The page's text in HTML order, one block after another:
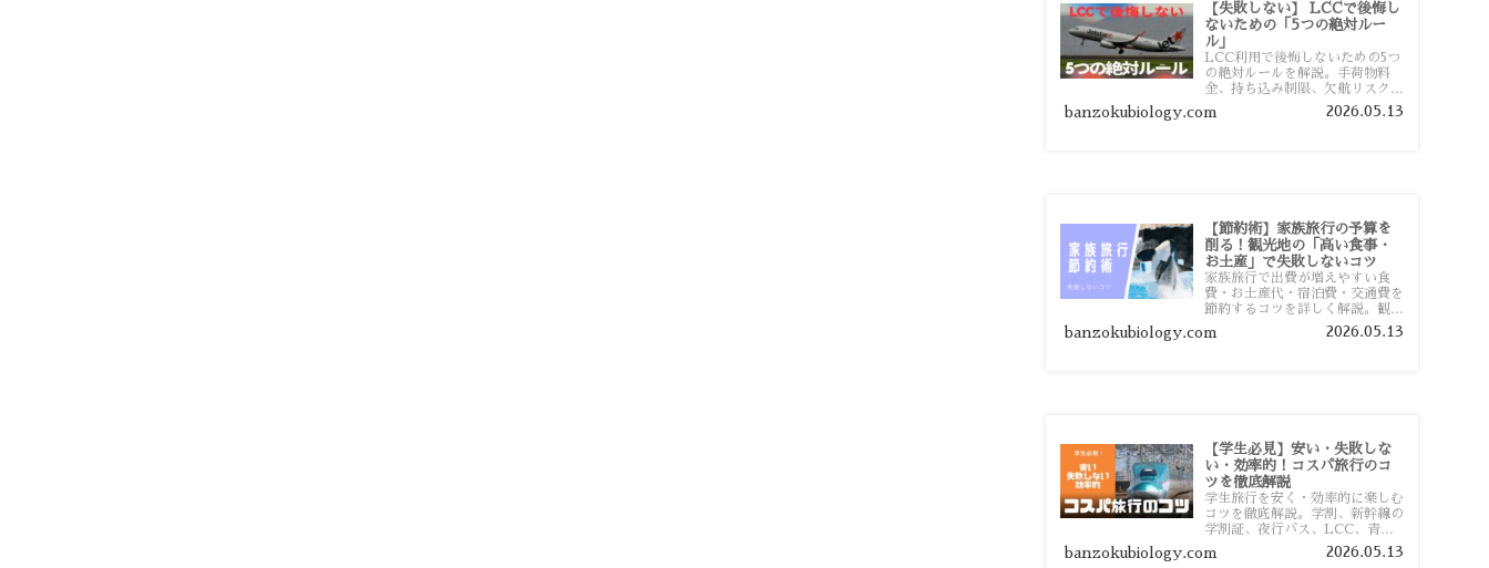
【失敗しない】 LCCで後悔し
ないための「5つの絶対ルー
ル」
LCC利用で後悔しないための5つ
の絶対ルールを解説。手荷物料
金、持ち込み制限、欠航リスク、
時間厳守など、格安航空会社を利
用する前に知っておきたい注意点
banzokubiology.com 2026.05.13
【節約術】家族旅行の予算を
削る！観光地の「高い食事・
お土産」で失敗しないコツ
家族旅行で出費が増えやすい食
費・お土産代・宿泊費・交通費を
節約するコツを詳しく解説。観光
地価格を避ける方法や、早割・ス
ーパー活用術、予算管理のポイン
banzokubiology.com 2026.05.13
【学生必見】安い・失敗しな
い・効率的！コスパ旅行のコ
ツを徹底解説
学生旅行を安く・効率的に楽しむ
コツを徹底解説。学割、新幹線の
学割証、夜行バス、LCC、青春
18きっぷ、レンタカー割り勘な
ど、学生向けの節約旅行術を詳し
banzokubiology.com 2026.05.13